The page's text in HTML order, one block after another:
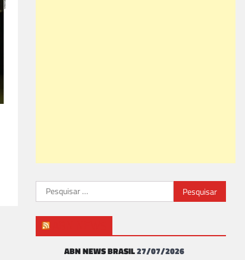
Pesquisar
por:
ABN NEWS BRASIL27/07/2026